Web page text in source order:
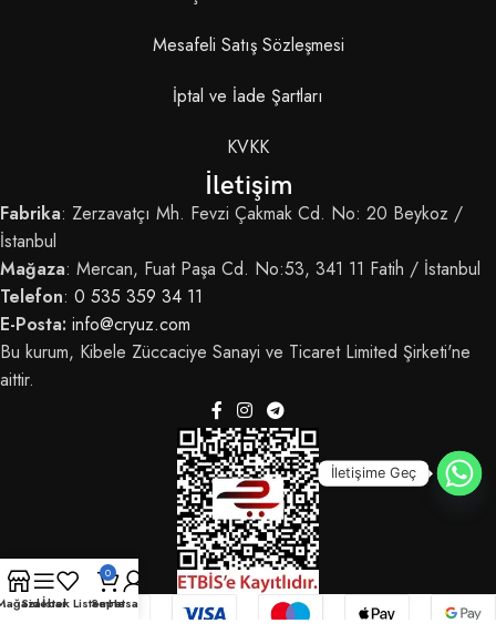
Mesafeli Satış Sözleşmesi
İptal ve İade Şartları
KVKK
İletişim
Fabrika: Zerzavatçı Mh. Fevzi Çakmak Cd. No: 20 Beykoz /
İstanbul
Mağaza: Mercan, Fuat Paşa Cd. No:53, 341 11 Fatih / İstanbul
Telefon: 0 535 359 34 11
E-Posta: info@cryuz.com
Bu kurum, Kibele Züccaciye Sanayi ve Ticaret Limited Şirketi'ne
aittir.
Sidebarİstek Listem
0
SepetHesabım
İletişime Geç